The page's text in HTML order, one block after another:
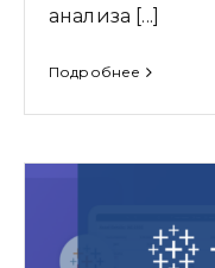
анализа [...]
Подробнее